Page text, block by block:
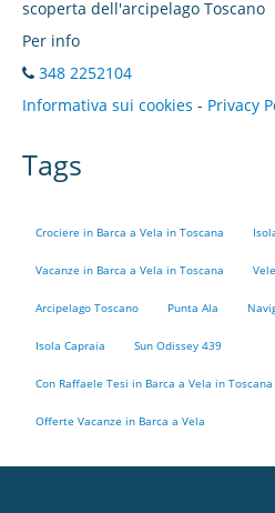
scoperta dell'arcipelago Toscano
Per info
348 2252104
Informativa sui cookies - Privacy
Tags
Crociere in Barca a Vela in Toscana
Vacanze in Barca a Vela in Toscana
Arcipelago Toscano Punta Ala
Isola Capraia Sun Odissey 439
Con Raffaele Tesi in Barca a Vela in Toscana
Offerte Vacanze in Barca a Vela